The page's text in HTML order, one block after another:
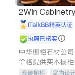
2Win
iTalkBB精英认证
执照已核实
中华橱柜石材公
价格提供实木橱
台面，多种优质不
瓷砖橱柜
室内设计